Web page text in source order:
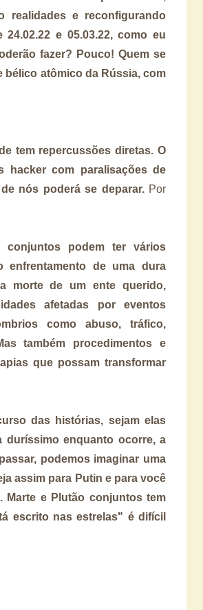
realidades e reconfigurando
e 05.03.22, como eu
fazer? Pouco! Quem se
bélico atômico da Rússia, com
tem repercussões diretas. O
hacker com paralisações de
nós poderá se deparar.Por
conjuntos podem ter vários
enfrentamento de uma dura
morte de um ente querido,
afetadas por eventos
como abuso, tráfico,
também procedimentos e
que possam transformar
das histórias, sejam elas
duríssimo enquanto ocorre, a
podemos imaginar uma
assim para Putin e para você
Marte e Plutão conjuntos tem
escrito nas estrelas" é difícil